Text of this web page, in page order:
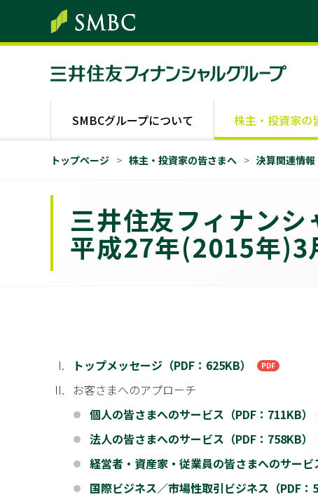
SMBCグループについて 株主・投資家の
トップページ 株主・投資家の皆さまへ 決算関連情
三井住友フィナンシ
平成27年(2015年)3
トップメッセージ（PDF：625KB）
お客さまへのアプローチ
● 個人の皆さまへのサービス（PDF：711KB）
● 法人の皆さまへのサービス（PDF：758KB）
● 経営者・資産家・従業員の皆さまへのサービ
● 国際ビジネス／市場性取引ビジネス（PDF：